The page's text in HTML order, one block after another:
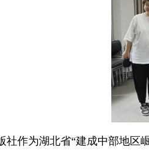
社作为湖北省“建成中部地区